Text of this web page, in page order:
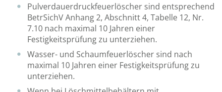
Pulverdauerdruckfeuerlöscher sind entsprechend
BetrSichV Anhang 2, Abschnitt 4, Tabelle 12, Nr.
7.10 nach maximal 10 Jahren einer
Festigkeitsprüfung zu unterziehen.
Wasser- und Schaumfeuerlöscher sind nach
maximal 10 Jahren einer Festigkeitsprüfung zu
unterziehen.